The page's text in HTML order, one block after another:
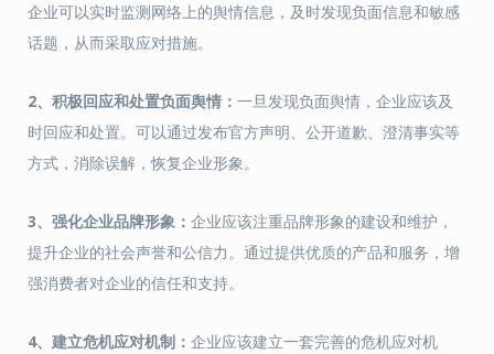
企业可以实时监测网络上的舆情信息，及时发现负面信息和敏感
话题，从而采取应对措施。
2、 积极回应和处置负面舆情： 一旦发现负面舆情，企业应该及
时回应和处置。可以通过发布官方声明、公开道歉、澄清事实等
方式，消除误解，恢复企业形象。
3、 强化企业品牌形象： 企业应该注重品牌形象的建设和维护，
提升企业的社会声誉和公信力。通过提供优质的产品和服务，增
强消费者对企业的信任和支持。
4、 建立危机应对机制： 企业应该建立一套完善的危机应对机